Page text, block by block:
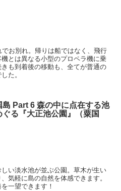
お別れ。帰りは船ではなく、飛行
とは異なる小型のプロペラ機に乗
も到着後の移動も、全てが普通の
た。
島 Part 6 森の中に点在する池
ぐる『大正池公園』（粟国
い淡水池が並ぶ公園。草木が生い
気軽に島の自然を体感できます。
一望できます！